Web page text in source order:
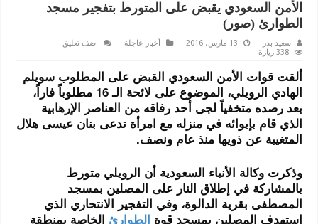
الأمن السعودي يقبض على المتورط بتفجير مسجد
الطوارئ (صور)
سعيد بدر 13 مارس، 2016 أخبار عاجلة
اضف تعليق
338 زيارة
ألقت قوات الأمن السعودي القبض على المطلوب سويلم
الهادي الرويلي، الموضوع على لائحة الـ 16 مطلوباً فاراً،
بعد رصده متخفياً لجى أحد رفاقه من العناصر الإرهابية
الذي قام بإيوائه في منزله مع امرأة تدعى بنان عيسى هلال
المتغيبة عن ذويها منذ عام ونصف.
وذكرت وكالة الأنباء السعودية أن الرويلي متورط
بالمشاركة في إطلاق النار على المصلين بمسجد
المصطفى بقرية الدالوة، وفي التفجير الانتحاري الذي
استهدف المصلين بمسجد قوة الطوارئالخاصة بمنطقة